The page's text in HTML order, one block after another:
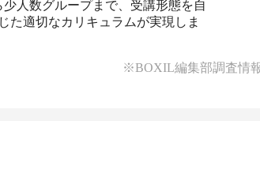
人数グループまで、受講形態を自
た適切なカリキュラムが実現しま
※BOXIL編集部調査情